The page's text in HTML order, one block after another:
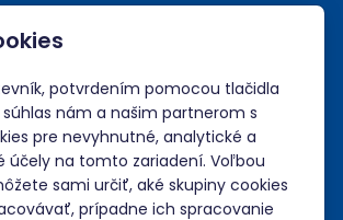
Administrácia
Prihlásiť sa
Neviem si rady?
Nápoveda
potvrdením pomocou tlačidla
nám a našim partnerom s
pre nevyhnutné, analytické a
účely na tomto zariadení. Voľbou
sami určiť, aké skupiny cookies
prípadne ich spracovanie